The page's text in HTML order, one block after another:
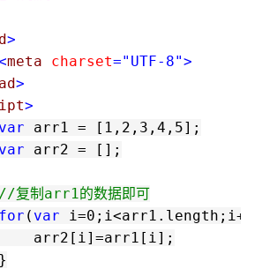
>
meta charset="UTF-8">
>
>
var arr1 = [ 1 , 2 , 3 , 4 , 5
var arr2 =
//复制arr1的数据即可
for ( var i =0 ;i <arr1.length;i ++
arr2[i]
=